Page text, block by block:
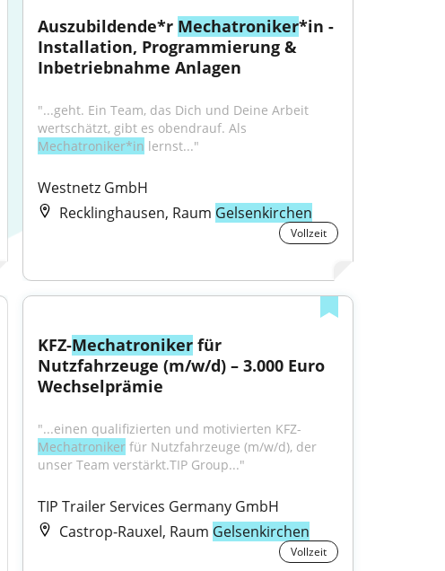
Auszubildende*r Mechatroniker*in -
Installation, Programmierung &
Inbetriebnahme Anlagen
"...geht. Ein Team, das Dich und Deine Arbeit
Mechatroniker*in lernst..."
Westnetz GmbH
Recklinghausen, Raum Gelsenkirchen
Vollzeit
KFZ-Mechatroniker für
Nutzfahrzeuge (m/w/d) – 3.000 Euro
Wechselprämie
"...einen qualifizierten und motivierten KFZ-
Mechatroniker für Nutzfahrzeuge (m/w/d), der
unser Team verstärkt.TIP Group..."
TIP Trailer Services Germany GmbH
Castrop-Rauxel, Raum Gelsenkirchen
Vollzeit